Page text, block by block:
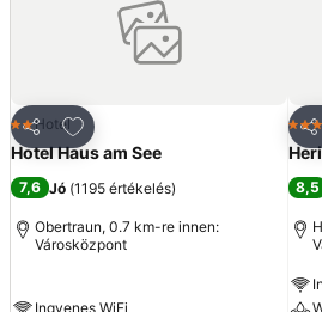
Megosztás
Hozzáadás a kedvencekhez
2 Kategória
Hotel
Hotel Haus am See
7,6 Jó (1195 értékelés)
Obertraun, 0.7 km-re innen:
Városközpont
Ingyenes WiFi
4
8,5